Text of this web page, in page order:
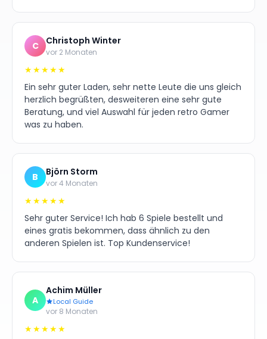
C Christoph Winter
vor 2 Monaten
★★★★★
Ein sehr guter Laden, sehr nette Leute die uns gleich
herzlich begrüßten, desweiteren eine sehr gute
Beratung, und viel Auswahl für jeden retro Gamer
was zu haben.
B Björn Storm
vor 4 Monaten
★★★★★
Sehr guter Service! Ich hab 6 Spiele bestellt und
eines gratis bekommen, dass ähnlich zu den
anderen Spielen ist. Top Kundenservice!
A
Achim Müller
Local Guide
vor 8 Monaten
★★★★★